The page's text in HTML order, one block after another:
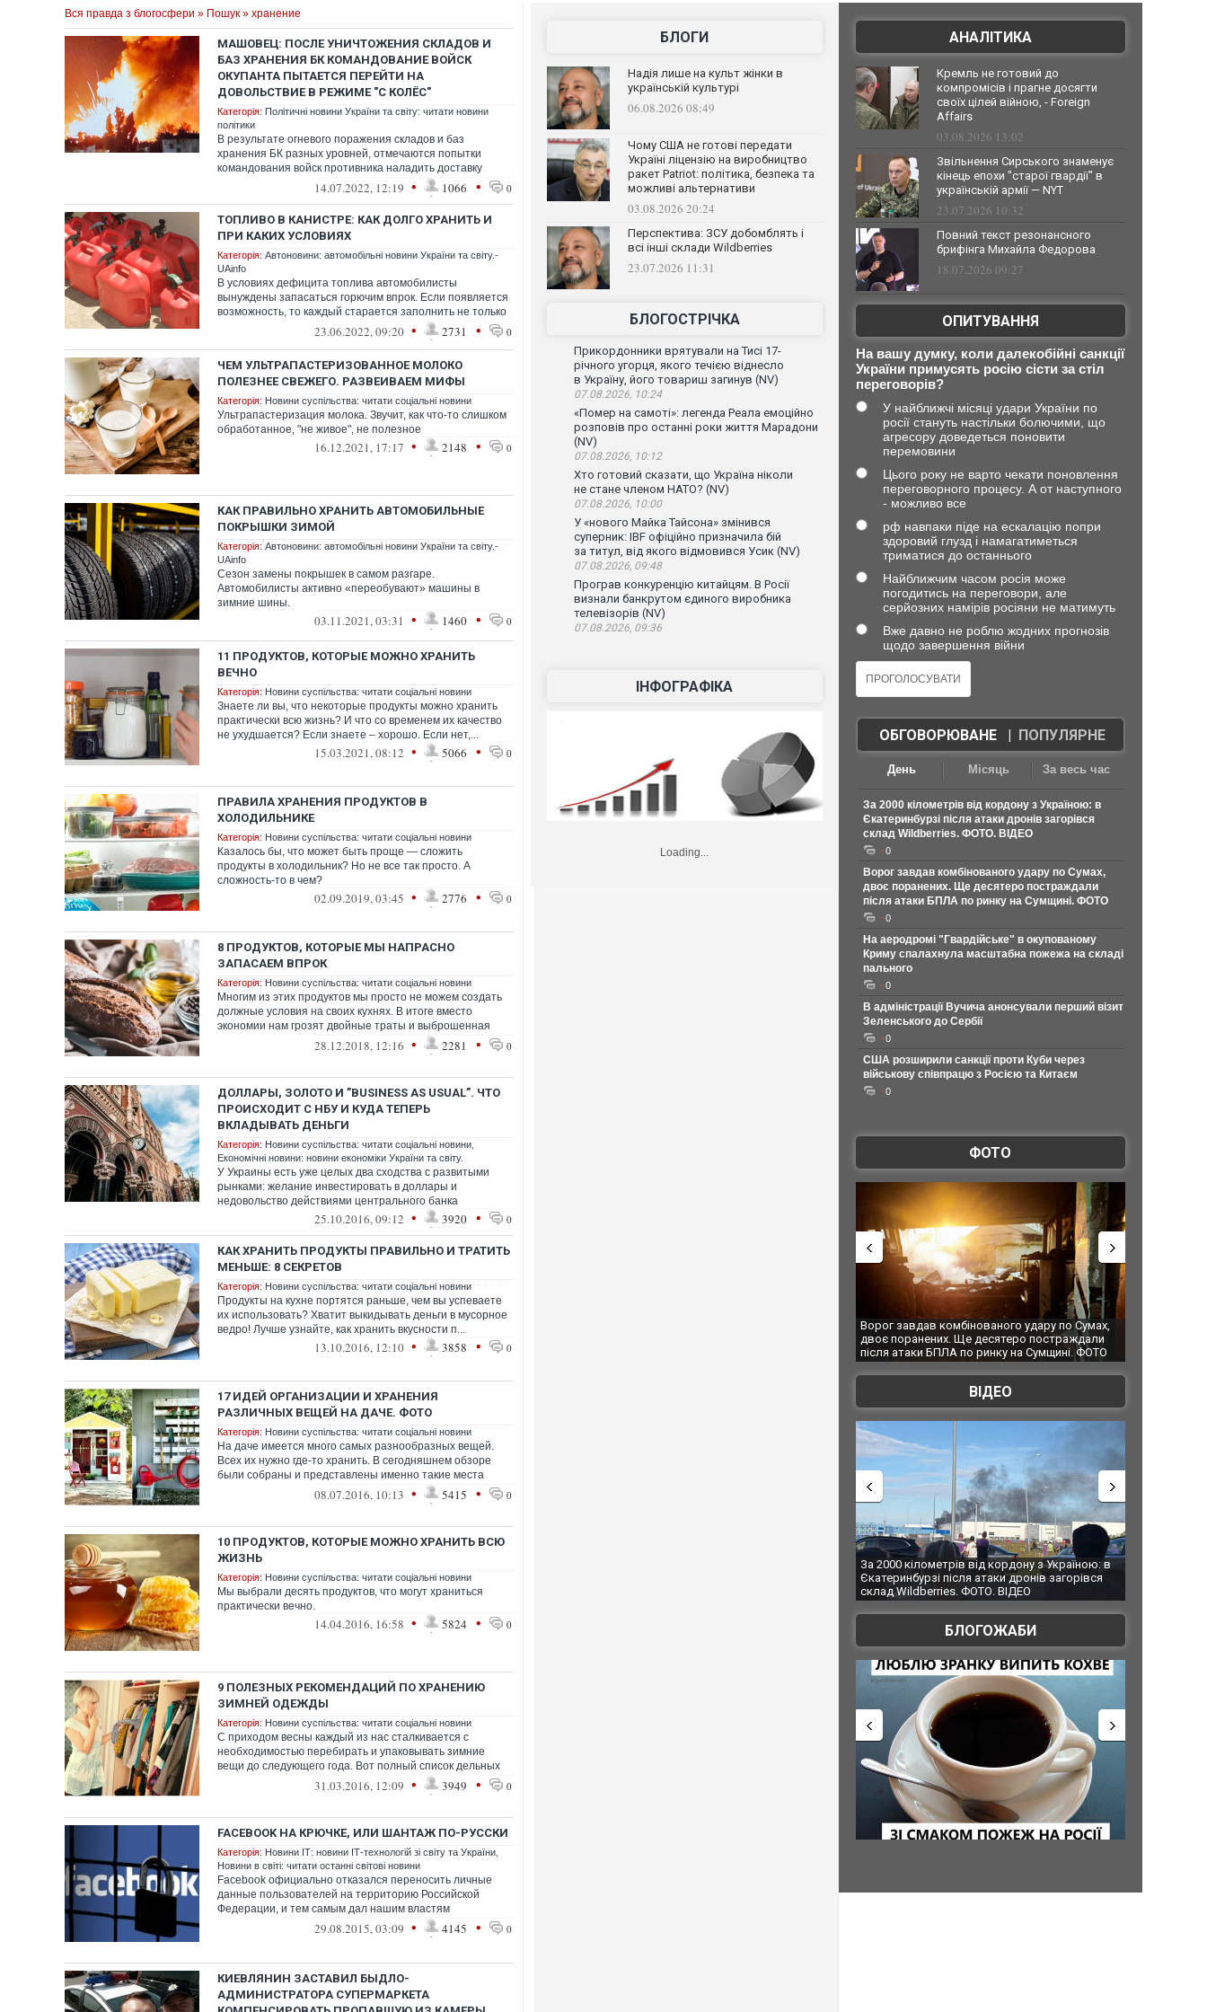
Вся правда з блогосфери » Пошук » хранение
МАШОВЕЦ: ПОСЛЕ УНИЧТОЖЕНИЯ СКЛАДОВ И
БАЗ ХРАНЕНИЯ БК КОМАНДОВАНИЕ ВОЙСК
ОКУПАНТА ПЫТАЕТСЯ ПЕРЕЙТИ НА
ДОВОЛЬСТВИЕ В РЕЖИМЕ "С КОЛЁС"
Категорія: Політичні новини України та світу: читати новини
політики
В результате огневого поражения складов и баз
хранения БК разных уровней, отмечаются попытки
командования войск противника наладить доставку
14.07.2022, 12:19 • 1066 • 0
ТОПЛИВО В КАНИСТРЕ: КАК ДОЛГО ХРАНИТЬ И
ПРИ КАКИХ УСЛОВИЯХ
Категорія: Автоновини: автомобільні новини України та світу.-
UAinfo
В условиях дефицита топлива автомобилисты
вынуждены запасаться горючим впрок. Если появляется
возможность, то каждый старается заполнить не только
23.06.2022, 09:20 • 2731 • 0
ЧЕМ УЛЬТРАПАСТЕРИЗОВАННОЕ МОЛОКО
ПОЛЕЗНЕЕ СВЕЖЕГО. РАЗВЕИВАЕМ МИФЫ
Категорія: Новини суспільства: читати соціальні новини
Ультрапастеризация молока. Звучит, как что-то слишком
обработанное, "не живое", не полезное
16.12.2021, 17:17 • 2148 • 0
КАК ПРАВИЛЬНО ХРАНИТЬ АВТОМОБИЛЬНЫЕ
ПОКРЫШКИ ЗИМОЙ
Категорія: Автоновини: автомобільні новини України та світу.-
UAinfo
Сезон замены покрышек в самом разгаре.
Автомобилисты активно «переобувают» машины в
зимние шины.
03.11.2021, 03:31 • 1460 • 0
11 ПРОДУКТОВ, КОТОРЫЕ МОЖНО ХРАНИТЬ
ВЕЧНО
Категорія: Новини суспільства: читати соціальні новини
Знаете ли вы, что некоторые продукты можно хранить
практически всю жизнь? И что со временем их качество
не ухудшается? Если знаете – хорошо. Если нет,...
15.03.2021, 08:12 • 5066 • 0
ПРАВИЛА ХРАНЕНИЯ ПРОДУКТОВ В
ХОЛОДИЛЬНИКЕ
Категорія: Новини суспільства: читати соціальні новини
Казалось бы, что может быть проще — сложить
продукты в холодильник? Но не все так просто. А
сложность-то в чем?
02.09.2019, 03:45 • 2776 • 0
8 ПРОДУКТОВ, КОТОРЫЕ МЫ НАПРАСНО
ЗАПАСАЕМ ВПРОК
Категорія: Новини суспільства: читати соціальні новини
Многим из этих продуктов мы просто не можем создать
должные условия на своих кухнях. В итоге вместо
экономии нам грозят двойные траты и выброшенная
28.12.2018, 12:16 • 2281 • 0
ДОЛЛАРЫ, ЗОЛОТО И ”BUSINESS AS USUAL”. ЧТО
ПРОИСХОДИТ С НБУ И КУДА ТЕПЕРЬ
ВКЛАДЫВАТЬ ДЕНЬГИ
Категорія: Новини суспільства: читати соціальні новини
Економічні новини: новини економіки України та світу.
У Украины есть уже целых два сходства с развитыми
рынками: желание инвестировать в доллары и
недовольство действиями центрального банка
25.10.2016, 09:12 • 3920 • 0
КАК ХРАНИТЬ ПРОДУКТЫ ПРАВИЛЬНО И ТРАТИТЬ
МЕНЬШЕ: 8 СЕКРЕТОВ
Категорія: Новини суспільства: читати соціальні новини
Продукты на кухне портятся раньше, чем вы успеваете
их использовать? Хватит выкидывать деньги в мусорное
ведро! Лучше узнайте, как хранить вкусности п...
13.10.2016, 12:10 • 3858 • 0
17 ИДЕЙ ОРГАНИЗАЦИИ И ХРАНЕНИЯ
РАЗЛИЧНЫХ ВЕЩЕЙ НА ДАЧЕ. ФОТО
Категорія: Новини суспільства: читати соціальні новини
На даче имеется много самых разнообразных вещей.
Всех их нужно где-то хранить. В сегодняшнем обзоре
были собраны и представлены именно такие места
08.07.2016, 10:13 • 5415 • 0
10 ПРОДУКТОВ, КОТОРЫЕ МОЖНО ХРАНИТЬ ВСЮ
ЖИЗНЬ
Категорія: Новини суспільства: читати соціальні новини
Мы выбрали десять продуктов, что могут храниться
практически вечно.
14.04.2016, 16:58 • 5824 • 0
9 ПОЛЕЗНЫХ РЕКОМЕНДАЦИЙ ПО ХРАНЕНИЮ
ЗИМНЕЙ ОДЕЖДЫ
Категорія: Новини суспільства: читати соціальні новини
С приходом весны каждый из нас сталкивается с
необходимостью перебирать и упаковывать зимние
вещи до следующего года. Вот полный список дельных
31.03.2016, 12:09 • 3949 • 0
FACEBOOK НА КРЮЧКЕ, ИЛИ ШАНТАЖ ПО-РУССКИ
Категорія: Новини ІТ: новини ІТ-технологій зі світу та України
Новини в світі: читати останні світові новини
Facebook официально отказался переносить личные
данные пользователей на территорию Российской
Федерации, и тем самым дал нашим властям
формальный пово...29.08.2015, 03:09 • 4145 • 0
КИЕВЛЯНИН ЗАСТАВИЛ БЫДЛО-
АДМИНИСТРАТОРА СУПЕРМАРКЕТА
БЛОГИ
Надія лише на культ жінки в
українській культурі
06.08.2026 08:49
Чому США не готові передати
Україні ліцензію на виробництво
ракет Patriot: політика, безпека та
можливі альтернативи
03.08.2026 20:24
Перспектива: ЗСУ добомблять і
всі інші склади Wildberries
23.07.2026 11:31
БЛОГОСТРІЧКА
Прикордонники врятували на Тисі 17-
річного угорця, якого течією віднесло
в Україну, його товариш загинув (NV)
07.08.2026, 10:24
«Помер на самоті»: легенда Реала емоційно
розповів про останні роки життя Марадони
(NV)
07.08.2026, 10:12
Хто готовий сказати, що Україна ніколи
не стане членом НАТО? (NV)
07.08.2026, 10:00
У «нового Майка Тайсона» змінився
суперник: IBF офіційно призначила бій
за титул, від якого відмовився Усик (NV)
07.08.2026, 09:48
Програв конкуренцію китайцям. В Росії
визнали банкрутом єдиного виробника
телевізорів (NV)
07.08.2026, 09:36
ІНФОГРАФІКА
Loading...
АНАЛІТИКА
Кремль не готовий до
компромісів і прагне досягти
своїх цілей війною, - Foreign
Affairs
03.08.2026 13:02
Звільнення Сирського знаменує
кінець епохи "старої гвардії" в
українській армії — NYT
23.07.2026 10:32
Повний текст резонансного
брифінга Михайла Федорова
18.07.2026 09:27
ОПИТУВАННЯ
На вашу думку, коли далекобійні санкції
України примусять росію сісти за стіл
переговорів?
У найближчі місяці удари України по
росії стануть настільки болючими, що
агресору доведеться поновити
перемовини
Цього року не варто чекати поновлення
переговорного процесу. А от наступного
- можливо все
рф навпаки піде на ескалацію попри
здоровий глузд і намагатиметься
триматися до останнього
Найближчим часом росія може
погодитись на переговори, але
серйозних намірів росіяни не матимуть
Вже давно не роблю жодних прогнозів
щодо завершення війни
ОБГОВОРЮВАНЕ| ПОПУЛЯРНЕ
День Місяць За весь час
За 2000 кілометрів від кордону з Україною: в
Єкатеринбурзі після атаки дронів загорівся
склад Wildberries. ФОТО. ВІДЕО
0
Ворог завдав комбінованого удару по Сумах,
двоє поранених. Ще десятеро постраждали
після атаки БПЛА по ринку на Сумщині. ФОТО
0
На аеродромі "Гвардійське" в окупованому
Криму спалахнула масштабна пожежа на складі
пального
0
В адміністрації Вучича анонсували перший візит
Зеленського до Сербії
0
США розширили санкції проти Куби через
військову співпрацю з Росією та Китаєм
0
ФОТО
Ворог завдав комбінованого удару по Сумах,
двоє поранених. Ще десятеро постраждали
після атаки БПЛА по ринку на Сумщині. ФОТО
За 2000 кілометрів від кордону з Україною: в
Єкатеринбурзі після атаки дронів загорівся
склад Wildberries. ФОТО. ВІДЕО
ВІДЕО
За 2000 кілометрів від кордону з Україною: в
Єкатеринбурзі після атаки дронів загорівся
В Таїланді футболіст загинув від удару
блискавки під час матчу: ще 12 людей
постраждали. ВІДЕО
БЛОГОЖАБИ